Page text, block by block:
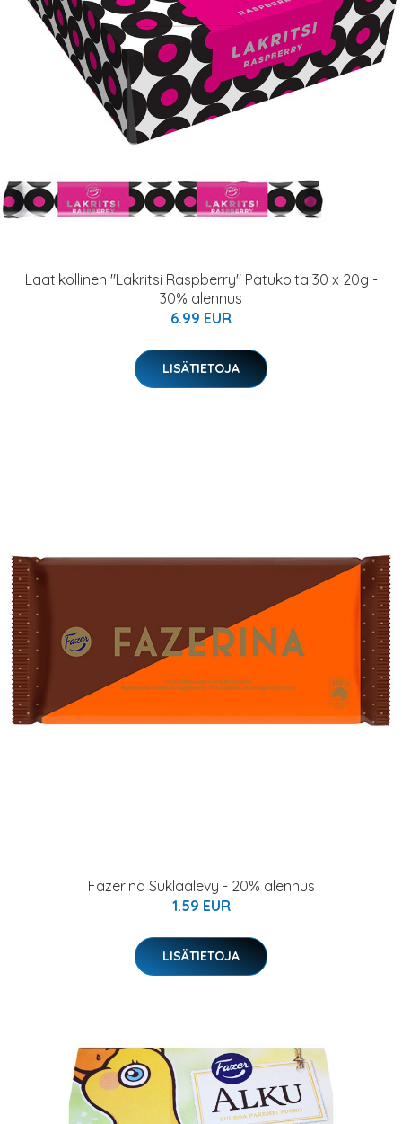
Laatikollinen "Lakritsi Raspberry" Patukoita 30 x 20g -
30% alennus
6.99 EUR
LISÄTIETOJA
Fazerina Suklaalevy - 20% alennus
1.59 EUR
LISÄTIETOJA